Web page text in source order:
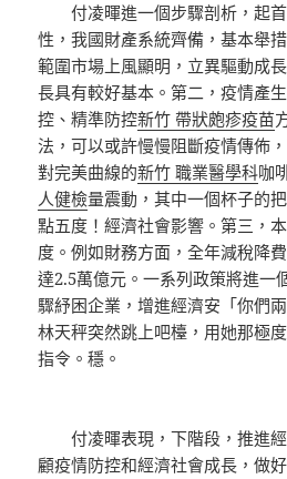
付凌暉進一個步驟剖析，起首
性，我國財產系統齊備，基本舉
範圍市場上風顯明，立異驅動成
長具有較好基本。第二，疫情產
控、精準防控新竹 帶狀皰疹疫苗
法，可以或許慢慢阻斷疫情傳佈
對完美曲線的新竹 職業醫學科咖
人健檢量震動，其中一個杯子的
點五度！經濟社會影響。第三，
度。例如財務方面，全年減稅降
達2.5萬億元。一系列政策將進一
驟紓困企業，增進經濟安「你們
林天秤突然跳上吧檯，用她那極
指令。穩。
付凌暉表現，下階段，推進經
顧疫情防控和經濟社會成長，做